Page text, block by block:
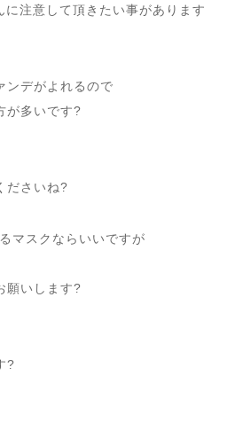
注意して頂きたい事があります
ンデがよれるので
が多いです?
ださいね?
マスクならいいですが
願いします?
?